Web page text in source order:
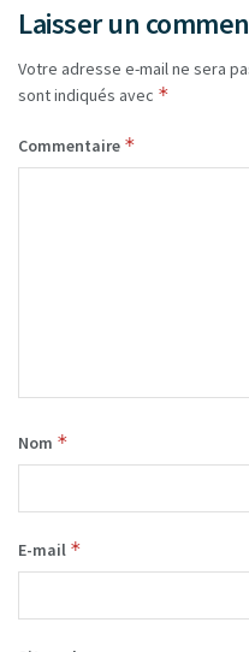
Laisser un
Votre adresse e-mail ne sera
sont indiqués avec *
Commentaire *
Nom *
E-mail *